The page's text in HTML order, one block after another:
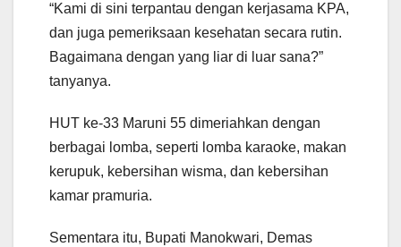
“Kami di sini terpantau dengan kerjasama KPA,
dan juga pemeriksaan kesehatan secara rutin.
Bagaimana dengan yang liar di luar sana?”
tanyanya.
HUT ke-33 Maruni 55 dimeriahkan dengan
berbagai lomba, seperti lomba karaoke, makan
kerupuk, kebersihan wisma, dan kebersihan
kamar pramuria.
Sementara itu, Bupati Manokwari, Demas